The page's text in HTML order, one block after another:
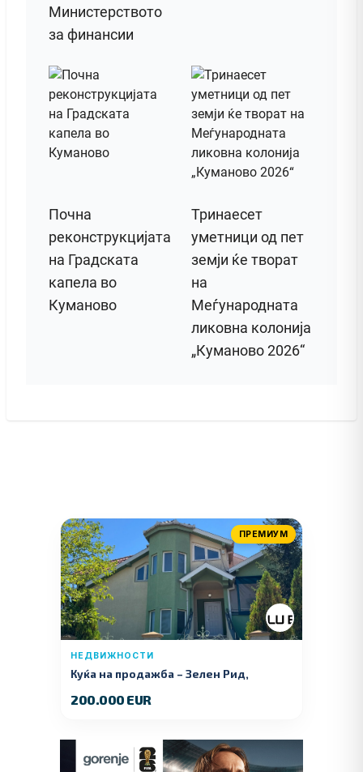
Министерството
за финансии
Почна
реконструкцијата
на Градската
капела во
Куманово
Тринаесет
уметници од пет
земји ќе творат
на
Меѓународната
ликовна колонија
„Куманово 2026“
ПРЕМИУМ
НЕДВИЖНОСТИ
Куќа на продажба – Зелeн Рид,
200.000 EUR